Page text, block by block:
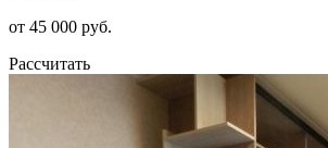
от 45 000 руб.
Рассчитать